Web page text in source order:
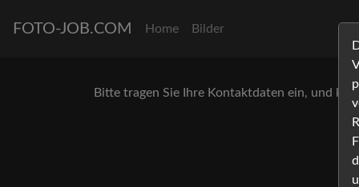
FOTO-JOB.COM Home Bilder
Bitte tragen Sie Ihre Kontaktdaten ein, und